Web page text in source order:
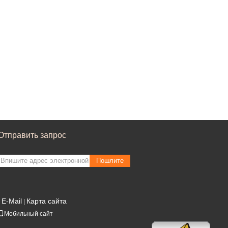
запрос
Пошлите
E-Mail | Карта сайта
Мобильный сайт